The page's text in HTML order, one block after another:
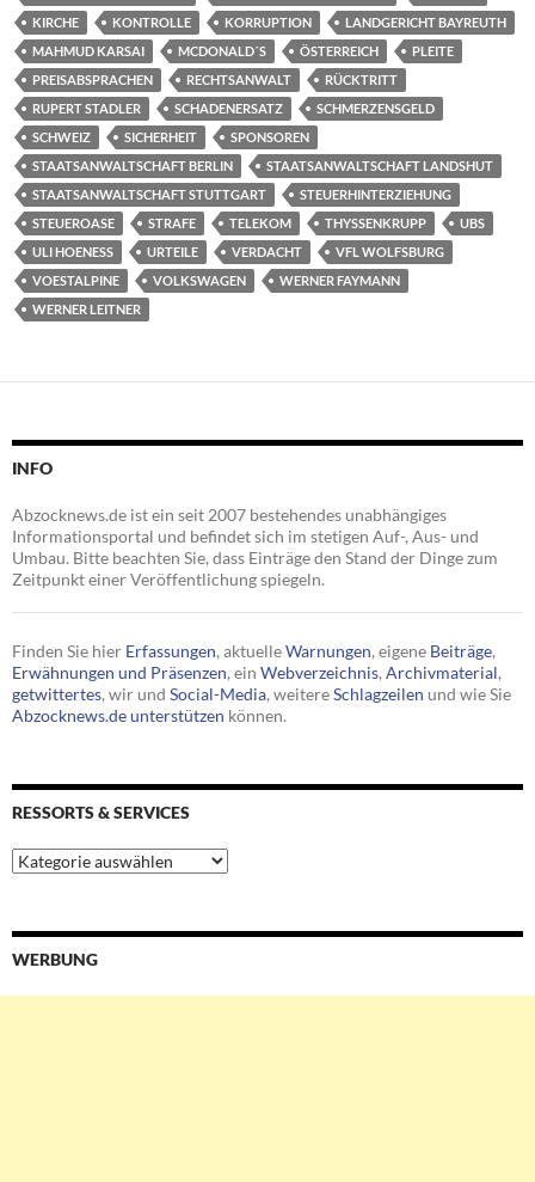
KIRCHE
KONTROLLE KORRUPTION
LANDGERICHT BAYREUTH
MAHMUD KARSAI
MCDONALD´S ÖSTERREICH
PLEITE
PREISABSPRACHEN
RECHTSANWALT
RÜCKTRITT
RUPERT STADLER
SCHADENERSATZ
SCHMERZENSGELD
SCHWEIZ
SICHERHEIT
SPONSOREN
STAATSANWALTSCHAFT BERLIN
STAATSANWALTSCHAFT LANDSHUT
STAATSANWALTSCHAFT STUTTGART
STEUERHINTERZIEHUNG
STEUEROASE
STRAFE TELEKOM THYSSENKRUPP
UBS
ULI HOENESS
URTEILE VERDACHT
VFL WOLFSBURG
VOESTALPINE
VOLKSWAGEN
WERNER FAYMANN
WERNER LEITNER
INFO
Abzocknews.de ist ein seit 2007 bestehendes unabhängiges
Informationsportal und befindet sich im stetigen Auf-, Aus- und
Umbau. Bitte beachten Sie, dass Einträge den Stand der Dinge zum
Zeitpunkt einer Veröffentlichung spiegeln.
Finden Sie hier Erfassungen, aktuelleWarnungen, eigene Beiträge,
Erwähnungen und Präsenzen, ein Webverzeichnis, Archivmaterial,
getwittertes, wir und Social-Media, weitereSchlagzeilen und wie Sie
Abzocknews.de unterstützen können.
RESSORTS & SERVICES
Ressorts
&
WERBUNG